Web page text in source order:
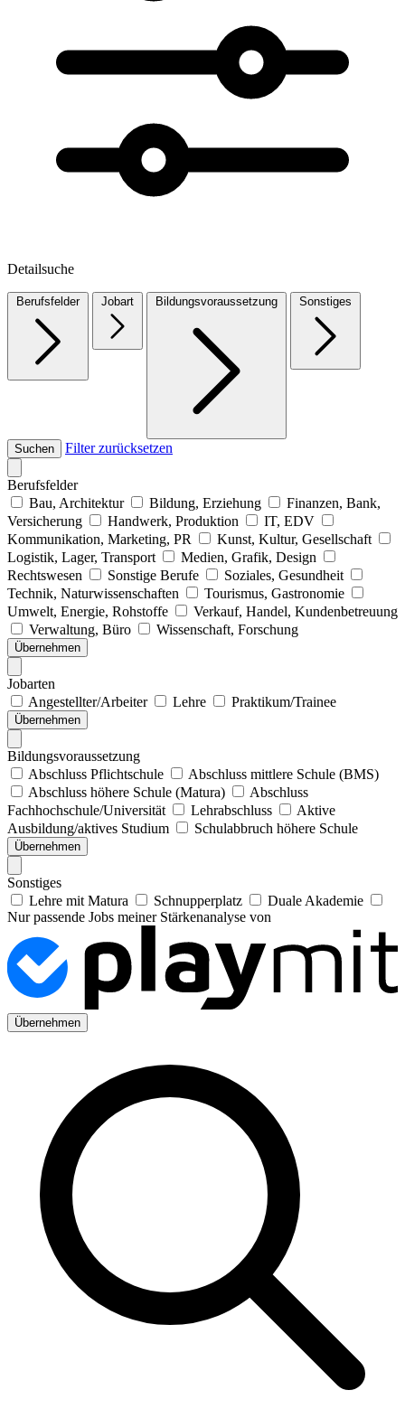
Detailsuche
Berufsfelder Jobart Bildungsvoraussetzung Sonstiges
Suchen Filter zurücksetzen
Berufsfelder
Bau, Architektur
Bildung, Erziehung
Finanzen, Bank,
Versicherung
Handwerk, Produktion
IT, EDV
Kommunikation, Marketing, PR
Kunst, Kultur, Gesellschaft
Logistik, Lager, Transport
Medien, Grafik, Design
Rechtswesen
Sonstige Berufe
Soziales, Gesundheit
Technik, Naturwissenschaften
Tourismus, Gastronomie
Umwelt, Energie, Rohstoffe
Verkauf, Handel, Kundenbetreuung
Verwaltung, Büro
Wissenschaft, Forschung
Übernehmen
Jobarten
Angestellter/Arbeiter
Lehre Praktikum/Trainee
Übernehmen
Bildungsvoraussetzung
Abschluss Pflichtschule
Abschluss mittlere Schule (BMS)
Abschluss höhere Schule (Matura)
Abschluss
Fachhochschule/Universität
Lehrabschluss
Aktive
Ausbildung/aktives Studium
Schulabbruch höhere Schule
Übernehmen
Sonstiges
Lehre mit Matura
Schnupperplatz
Duale Akademie
Nur passende Jobs meiner Stärkenanalyse von
Übernehmen